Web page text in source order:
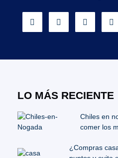
LO MÁS RECIENTE
Chiles en
comer los
¿Compras